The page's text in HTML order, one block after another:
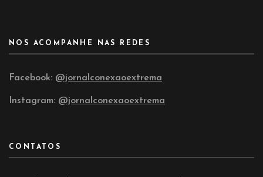
NOS ACOMPANHE NAS REDES
Facebook: @jornalconexaoextrema
Instagram: @jornalconexaoextrema
CONTATOS